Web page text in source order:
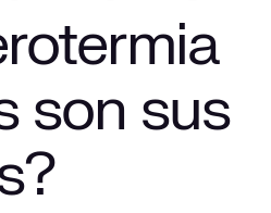
son sus